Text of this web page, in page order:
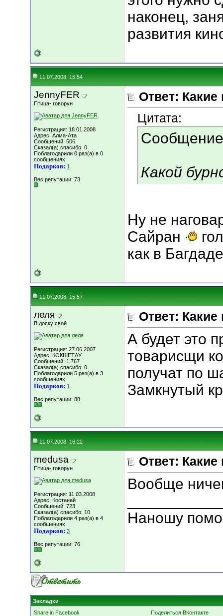
наконец,
развития
11.07.2008, 15:54
JennyFER
Птица- говорун
Регистрация: 18.01.2008
Адрес: Алма-Ата
Сообщений: 506
Сказал(а) спасибо: 0
Поблагодарили 0 раз(а) в 0
сообщениях
Подарков: 1
Вес репутации: 73
Ответ:
Цитата:
Какой
Ну не
Сайран
как в
11.07.2008, 15:57
леля
В доску свой
Регистрация: 27.06.2007
Адрес: КОКШЕТАУ
Сообщений: 1,767
Сказал(а) спасибо: 0
Поблагодарили 5 раз(а) в 3
сообщениях
Подарков: 1
Вес репутации: 88
Ответ:
А будет это
товарисщи
получат по
Замкнутый
11.07.2008, 16:22
medusa
Птица- говорун
Регистрация: 11.03.2008
Адрес: Костанай
Сообщений: 723
Сказал(а) спасибо: 10
Поблагодарили 4 раз(а) в 4
сообщениях
Подарков: 3
Вес репутации: 76
Ответ:
Вообще
Наношу
Закладки
Share in Facebook
Поделиться ВКонтакте